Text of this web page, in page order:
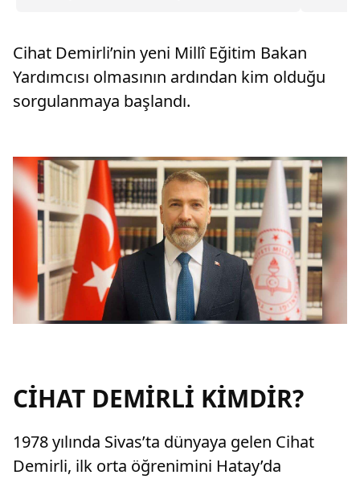
Cihat Demirli’nin yeni Millî Eğitim Bakan
Yardımcısı olmasının ardından kim olduğu
sorgulanmaya başlandı.
CİHAT DEMİRLİ KİMDİR?
1978 yılında Sivas’ta dünyaya gelen Cihat
Demirli, ilk orta öğrenimini Hatay’da